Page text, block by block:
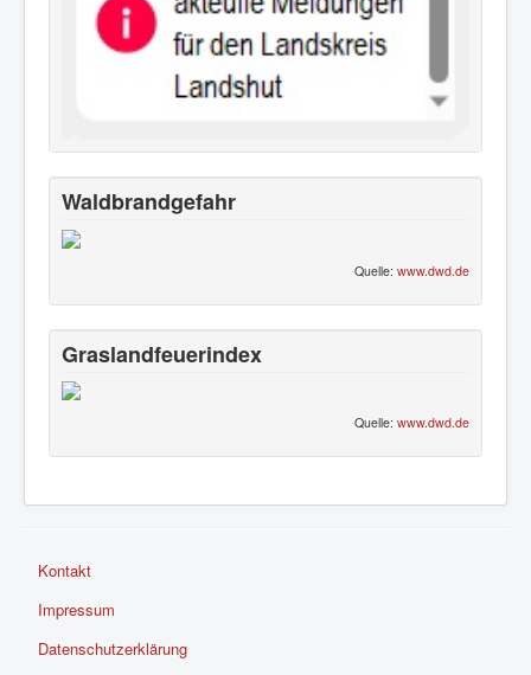
Waldbrandgefahr
Quelle: www.dwd.de
Graslandfeuerindex
Quelle: www.dwd.de
Kontakt
Impressum
Datenschutzerklärung